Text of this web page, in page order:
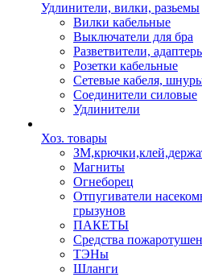
Удлинители, вилки, разьемы
Вилки кабельные
Выключатели для бра
Разветвители,
Розетки кабельные
Сетевые кабеля,
Соединители силовые
Удлинители
Хоз. товары
Магниты
Огнеборец
Отпугиватели
грызунов
ПАКЕТЫ
Средства
ТЭНы
Шланги